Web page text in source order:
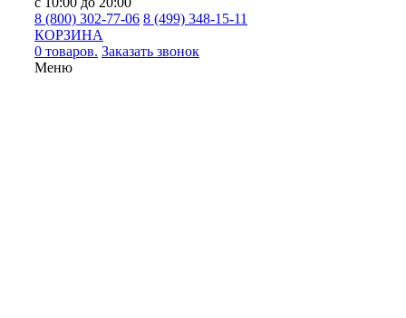
8 (800) 302-77-06 8 (499) 348-15-11
КОРЗИНА
0 товаров. Заказать звонок
Меню